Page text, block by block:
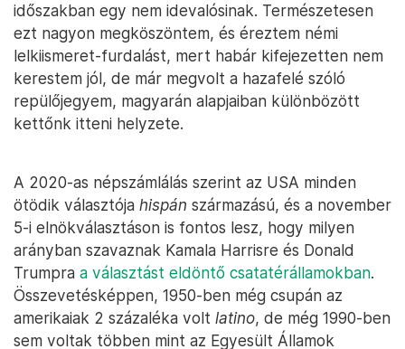
időszakban egy nem idevalósinak. Természetesen
ezt nagyon megköszöntem, és éreztem némi
lelkiismeret-furdalást, mert habár kifejezetten nem
kerestem jól, de már megvolt a hazafelé szóló
repülőjegyem, magyarán alapjaiban különbözött
kettőnk itteni helyzete.
A 2020-as népszámlálás szerint az USA minden
ötödik választója hispán származású, és a november
5-i elnökválasztáson is fontos lesz, hogy milyen
arányban szavaznak Kamala Harrisre és Donald
Trumpra a választást eldöntő csatatérállamokban.
Összevetésképpen, 1950-ben még csupán az
amerikaiak 2 százaléka volt latino, de még 1990-ben
sem voltak többen mint az Egyesült Államok